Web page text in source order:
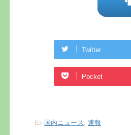
Twitter
Pocket
-国内ニュース, 速報